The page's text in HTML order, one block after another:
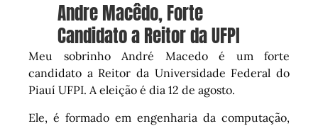
Andre Macêdo, Forte
Candidato a Reitor da UFPI
Meu sobrinho André Macedo é um forte
candidato a Reitor da Universidade Federal do
Piauí UFPI. A eleição é dia 12 de agosto.
Ele, é formado em engenharia da computação,